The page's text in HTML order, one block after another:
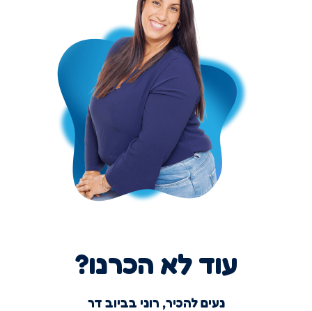
עוד לא הכרנו?
נעים להכיר, רוני בביוב דר